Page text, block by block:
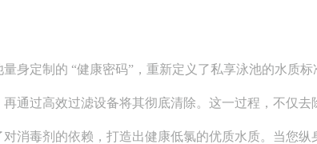
身定制的 “健康密码”，重新定义了私享泳池的水质
通过高效过滤设备将其彻底清除。这一过程，不仅
消毒剂的依赖，打造出健康低氯的优质水质。当您